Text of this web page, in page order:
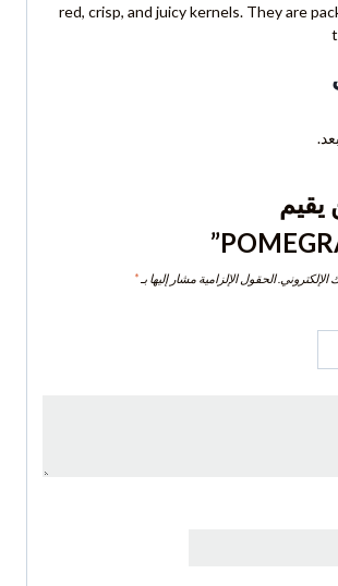
red, crisp, and juicy kernels. They are
الحقول الإلزامية مشار إليها بـ *